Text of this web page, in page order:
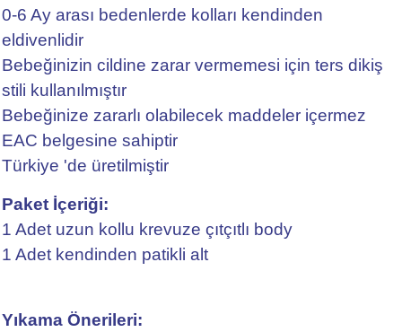
0-6 Ay arası bedenlerde kolları kendinden
eldivenlidir
Bebeğinizin cildine zarar vermemesi için ters dikiş
stili kullanılmıştır
Bebeğinize zararlı olabilecek maddeler içermez
EAC belgesine sahiptir
Türkiye 'de üretilmiştir
Paket İçeriği:
1 Adet uzun kollu krevuze çıtçıtlı body
1 Adet kendinden patikli alt
Yıkama Önerileri: